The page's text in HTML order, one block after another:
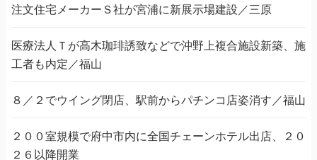
注文住宅メーカーＳ社が宮浦に新展示場建設／三原
医療法人Ｔが高木珈琲誘致などで沖野上複合施設新築、施
工者も内定／福山
８／２でウイング閉店、駅前からパチンコ店姿消す／福山
２００室規模で府中市内に全国チェーンホテル出店、２０
２６以降開業